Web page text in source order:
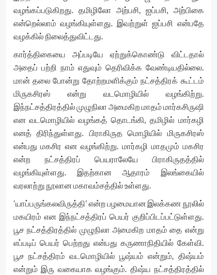
வழங்கப்படுகிறது. தமிழிலோ அற்பசி, ஐப்பசி, அற்பிகை
என்றெல்லாம் வழங்கியுள்ளது. இவற்றுள் ஐப்பசி என்பதே
வழக்கில் நிலைத்துவிட்டது.
கார்த்திகையை அப்படியே ஏற்றுக்கொண்டு விட்டதால்
அதைப் பற்றி நாம் எதுவும் தெரிவிக்க வேண்டியதில்லை.
மான் தலை போன்று தோற்றமளிக்கும் நட்சத்திரக் கூட்டம்
மிருகசிரஸ் என்று வடமொழியில் வழங்கிற்று.
இந்நட்சத்திரத்தில் முழுநிலா அமைகிற மாதம் மார்கசிருஷி
என வடமொழியில் வழங்கத் தொடங்கி, தமிழில் மார்கழி
எனத் திரிந்துள்ளது. பிராகிருத மொழியில் மிருகசிரஸ்
என்பது மகசிர என வழங்கிற்று. மார்கழி மாதமும் மகசிர
என்ற நட்சத்திரப் பெயராலேயே பிராகிருதத்தில்
வழங்கியுள்ளது. இதற்கான ஆதாரம் இலங்கையில்
வரலாற்று நூலான மகாவம்சத்தில் உள்ளது.
‘யாப்பருங்கலவிருத்தி’ என்ற பழமையான இலக்கண நூலில்
மகயிரம் என இந்நட்சத்திரப் பெயர் குறிப்பிடப்பட்டுள்ளது.
பூச நட்சத்திரத்தில் முழுநிலா அமைகிற மாதம் தை என்று
எப்படிப் பெயர் பெற்றது என்பது கருணாநிதியில் கேள்வி.
பூச நட்சத்திரம் வடமொழியில் பூஷ்யம் என்றும், திஷ்யம்
என்றும் இரு வகையாக வழங்கும். திஷ்ய நட்சத்திரத்தில்